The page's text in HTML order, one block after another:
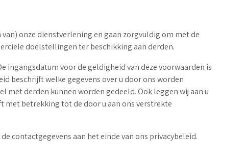
onze dienstverlening en gaan zorgvuldig om met de
doelstellingen ter beschikking aan derden.
ingangsdatum voor de geldigheid van deze voorwaarden is
beschrijft welke gegevens over u door ons worden
met derden kunnen worden gedeeld. Ook leggen wij aan u
met betrekking tot de door u aan ons verstrekte
contactgegevens aan het einde van ons privacybeleid.